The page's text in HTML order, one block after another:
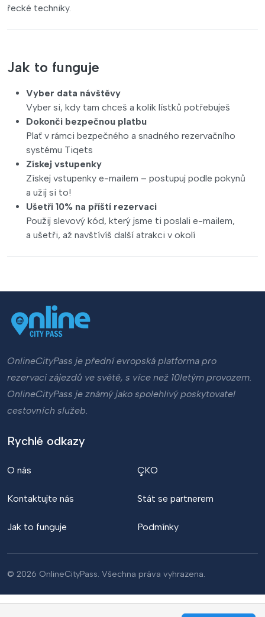
řecké techniky.
Jak to funguje
Vyber data návštěvy
Vyber si, kdy tam chceš a kolik lístků potřebuješ
Dokonči bezpečnou platbu
Plať v rámci bezpečného a snadného rezervačního
systému Tiqets
Získej vstupenky
Získej vstupenky e-mailem – postupuj podle pokynů
a užij si to!
Ušetři 10% na příští rezervaci
Použij slevový kód, který jsme ti poslali e-mailem,
a ušetři, až navštívíš další atrakci v okolí
OnlineCityPass je přední evropská platforma pro
rezervaci zájezdů ve světě, s více než 10letým provozem.
OnlineCityPass je známý jako spolehlivý poskytovatel
cestovních služeb.
Rychlé odkazy
O nás
Kontaktujte nás
Jak to funguje
ÇKO
Stát se partnerem
Podmínky
© 2026 OnlineCityPass. Všechna práva vyhrazena.